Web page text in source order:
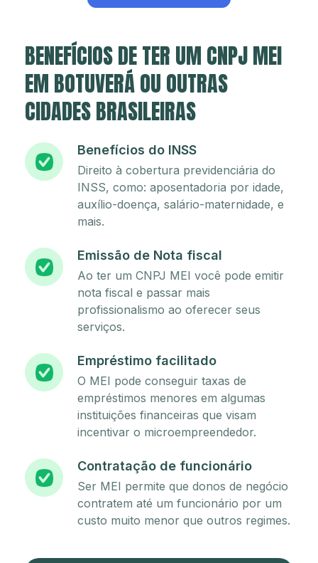
BENEFÍCIOS DE TER UM CNPJ MEI
EM BOTUVERÁ OU OUTRAS
CIDADES BRASILEIRAS
Benefícios do INSS
Direito à cobertura previdenciária do
INSS, como: aposentadoria por idade,
auxílio-doença, salário-maternidade, e
mais.
Emissão de Nota fiscal
Ao ter um CNPJ MEI você pode emitir
nota fiscal e passar mais
profissionalismo ao oferecer seus
serviços.
Empréstimo facilitado
O MEI pode conseguir taxas de
empréstimos menores em algumas
instituições financeiras que visam
incentivar o microempreendedor.
Contratação de funcionário
Ser MEI permite que donos de negócio
contratem até um funcionário por um
custo muito menor que outros regimes.